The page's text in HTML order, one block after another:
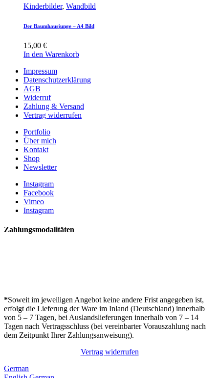
Kinderbilder, Wandbild
Der Baumhausjunge – A4 Bild
15,00 €
In den Warenkorb
Impressum
Datenschutzerklärung
AGB
Widerruf
Zahlung & Versand
Vertrag widerrufen
Portfolio
Über mich
Kontakt
Shop
Newsletter
Instagram
Facebook
Vimeo
Instagram
Zahlungsmodalitäten
*Soweit im jeweiligen Angebot keine andere Frist angegeben ist,
erfolgt die Lieferung der Ware im Inland (Deutschland) innerhalb
von 5 – 7 Tagen, bei Auslandslieferungen innerhalb von 7 – 14
Tagen nach Vertragsschluss (bei vereinbarter Vorauszahlung nach
dem Zeitpunkt Ihrer Zahlungsanweisung).
Vertrag widerrufen
German